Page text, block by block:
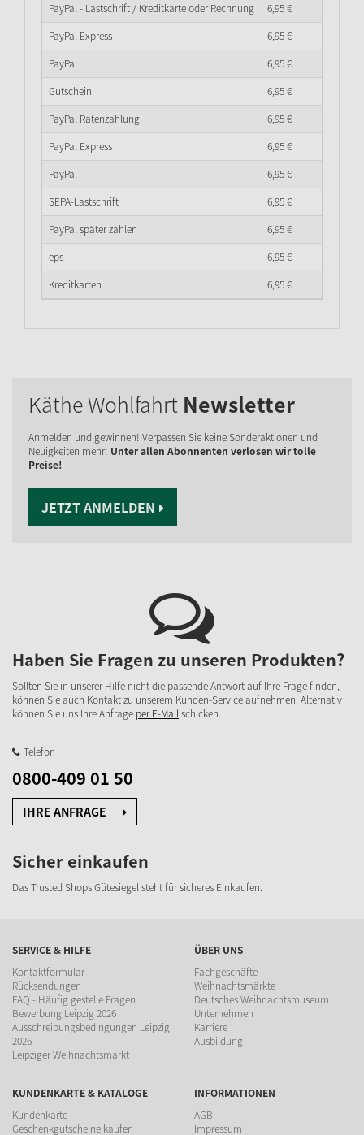
PayPal - Lastschrift / Kreditkarte oder Rechnung
6,95€
PayPal Express
6,95€
PayPal
6,95€
Gutschein
6,95€
PayPal Ratenzahlung
6,95€
PayPal Express
6,95€
PayPal
6,95€
SEPA-Lastschrift
6,95€
PayPal später zahlen
6,95€
eps
6,95€
Kreditkarten
6,95€
Käthe Wohlfahrt Newsletter
Anmelden und gewinnen! Verpassen Sie keine Sonderaktionen und
Neuigkeiten mehr! Unter allen Abonnenten verlosen wir tolle
Preise!
JETZT ANMELDEN
Haben Sie Fragen zu unseren Produkten?
Sollten Sie in unserer Hilfe nicht die passende Antwort auf Ihre Frage finden,
können Sie auch Kontakt zu unserem Kunden-Service aufnehmen. Alternativ
können Sie uns Ihre Anfrage per E-Mailschicken.
Telefon
0800-409 01 50
IHRE ANFRAGE
Sicher einkaufen
Das Trusted Shops Gütesiegelsteht für sicheres Einkaufen.
SERVICE & HILFE
Kontaktformular
Rücksendungen
FAQ - Häufig gestelle Fragen
Bewerbung Leipzig 2026
Ausschreibungsbedingungen Leipzig
2026
Leipziger Weihnachtsmarkt
ÜBER UNS
Fachgeschäfte
Weihnachtsmärkte
Deutsches Weihnachtsmuseum
Unternehmen
Karriere
Ausbildung
KUNDENKARTE & KATALOGE
Kundenkarte
Geschenkgutscheine kaufen
INFORMATIONEN
AGB
Impressum